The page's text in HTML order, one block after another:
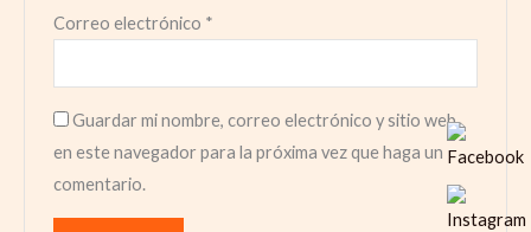
Correo electrónico *
Guardar mi nombre, correo electrónico y sitio web
en este navegador para la próxima vez que haga un
comentario.